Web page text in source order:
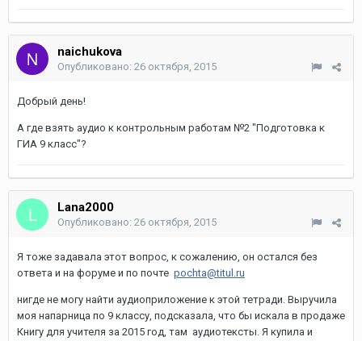
naichukova
Опубликовано: 26 октября, 2015
Добрый день!
А где взять аудио к контрольным работам №2 "Подготовка к
ГИА 9 класс"?
Lana2000
Опубликовано: 26 октября, 2015
Я тоже задавала этот вопрос, к сожалению, он остался без
ответа и на форуме и по почте pochta@titul.ru
нигде не могу найти аудиоприложение к этой тетради. Выручила
моя напарница по 9 классу, подсказала, что бы искала в продаже
Книгу для учителя за 2015 год, там аудиотексты. Я купила и